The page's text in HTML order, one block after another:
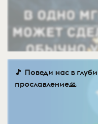
🎵 Поведи нас в
прославление🙏